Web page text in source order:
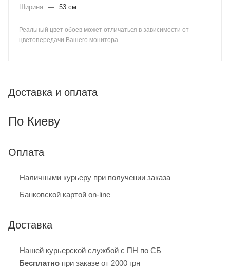
Ширина — 53 см
Реальный цвет обоев может отличаться в зависимости от
цветопередачи Вашего монитора
Доставка и оплата
По Киеву
Оплата
Наличными курьеру при получении заказа
Банковской картой on-line
Доставка
Нашей курьерской службой с ПН по СБ
Бесплатно при заказе от 2000 грн